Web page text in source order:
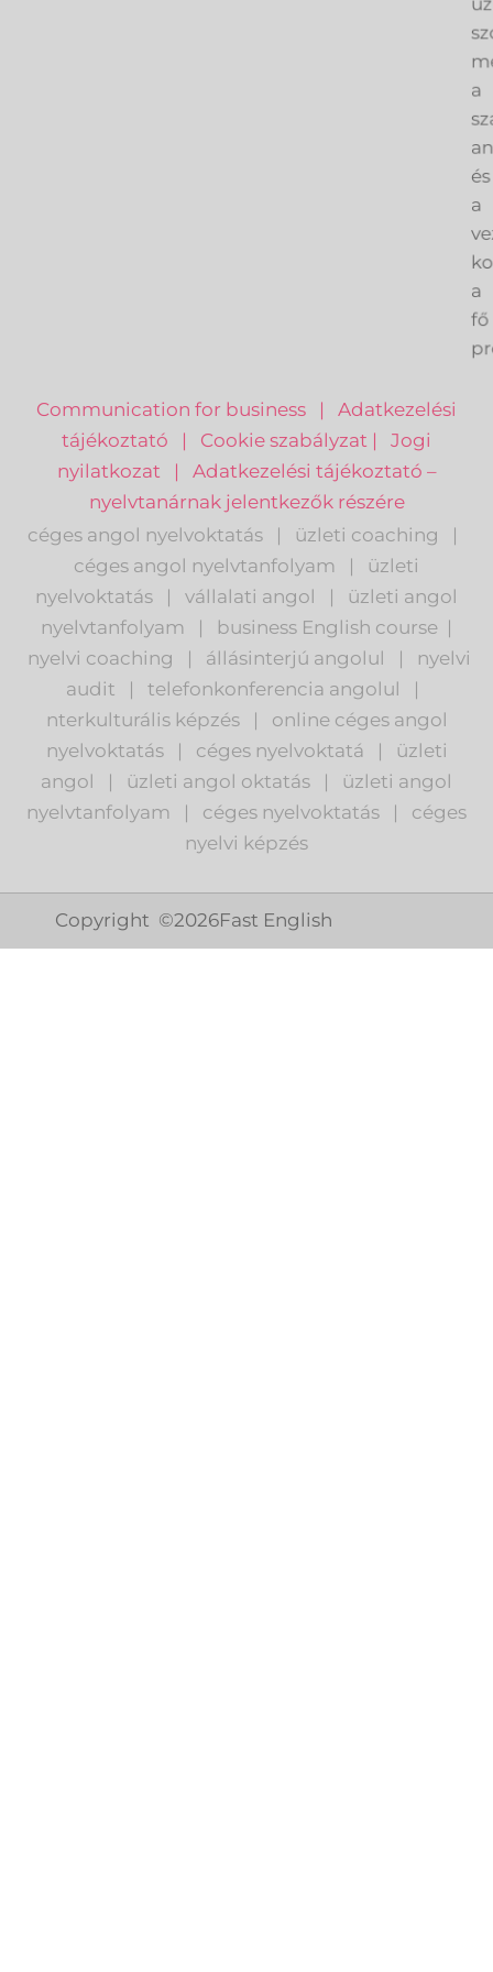
a
és
a
Communication for business | Adatkezelési
tájékoztató | Cookie szabályzat | Jogi
nyilatkozat | Adatkezelési tájékoztató –
nyelvtanárnak jelentkezők részére
céges angol nyelvoktatás
| üzleti coaching
|
céges angol nyelvtanfolyam
|
üzleti
nyelvoktatás
| vállalati angol |
üzleti angol
nyelvtanfolyam
| business English course |
nyelvi coaching
| állásinterjú angolul |
nyelvi
audit
| telefonkonferencia angolul
|
nterkulturális képzés
| online céges angol
nyelvoktatás
| céges nyelvoktatá |
üzleti
angol
| üzleti angol oktatás |
üzleti angol
nyelvtanfolyam
| céges nyelvoktatás |
céges
nyelvi képzés
Copyright ©2026Fast English